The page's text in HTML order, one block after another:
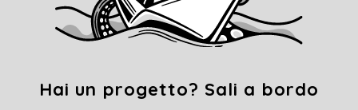
Hai un progetto? Sali a bordo